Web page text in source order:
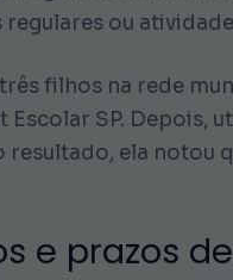
regulares ou
três filhos na rede
Escolar SP. Depois,
resultado, ela notou
e prazos